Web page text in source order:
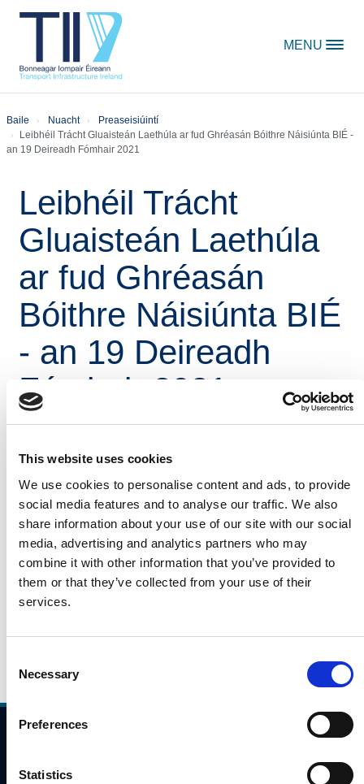
This website uses cookies
We use cookies to personalise content and ads, to provide
social media features and to analyse our traffic. We also
share information about your use of our site with our social
media, advertising and analytics partners who may
combine it with other information that you’ve provided to
them or that they’ve collected from your use of their
services.
Selection
Necessary
Preferences
Statistics
MENU
Baile Nuacht
Preaseisiúintí
Leibhéil Trácht Gluaisteán Laethúla ar fud Ghréasán Bóithre Náisiúnta BIÉ -
an 19 Deireadh Fómhair 2021
Leibhéil Trácht
Gluaisteán Laethúla
ar fud Ghréasán
Bóithre Náisiúnta BIÉ
- an 19 Deireadh
Fómhair 2021
Léargas laethúil é seo ar thrácht gluaisteán i rith na
láithreacha sainaitheanta ar an ngréasán bóithre
náisiúnta/mótarbhealaí. Is éagsúil a bheidh na
huimhreacha seo bunaithe ar roinnt saincheisteanna
(aimsir, lá den tseachtain), ach léireoidh siad treochtaí
féideartha i bpatrúin taistil.
Cliceáil an nasc thíos, le do thoil, chun na sonraí tráchta
a léamh don 19 Deireadh Fómhair 2021.
Teagmháil